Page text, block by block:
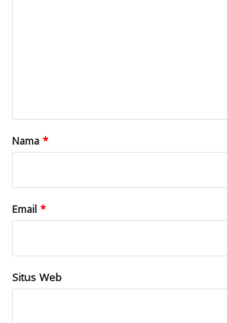
rNama *
Email *
Situs Web